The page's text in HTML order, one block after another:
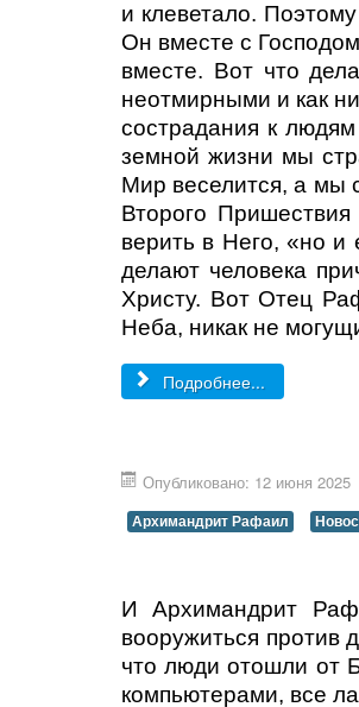
и клеветало.
Он вместе с
вместе. Вот что
неотмирными и как
сострадания к
земной жизни мы
Мир веселится, а мы
Второго
верить в Него, «но
делают человека
Христу. Вот Отец
Неба, никак не
Подробнее...
Опубликовано: 12 июня 2025
Архимандрит Рафаил
И Архимандрит
вооружиться против
что люди отошли от
компьютерами, все